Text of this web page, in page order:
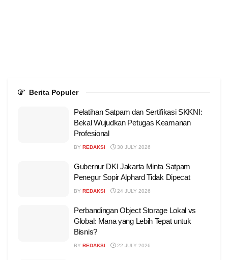
Berita Populer
Pelatihan Satpam dan Sertifikasi SKKNI:
Bekal Wujudkan Petugas Keamanan
Profesional
BY REDAKSI 30 JULY 2026
Gubernur DKI Jakarta Minta Satpam
Penegur Sopir Alphard Tidak Dipecat
BY REDAKSI 24 JULY 2026
Perbandingan Object Storage Lokal vs
Global: Mana yang Lebih Tepat untuk
Bisnis?
BY REDAKSI 22 JULY 2026